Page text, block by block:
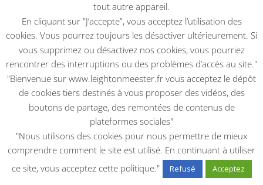
Shooting Photos 2004
2004 |2004,PHOTOSHOOT
Shootings Photos 2004Photographe Matthiew
MitchellTous droits réservés Photographe Matthiew...
lire plus
Footer
tout autre appareil.
En cliquant sur ”J’accepte”, vous acceptez l’utilisation des
cookies. Vous pourrez toujours les désactiver ultérieurement. Si
vous supprimez ou désactivez nos cookies, vous pourriez
rencontrer des interruptions ou des problèmes d’accès au site."
"Bienvenue sur www.leightonmeester.fr vous acceptez le dépôt
de cookies tiers destinés à vous proposer des vidéos, des
boutons de partage, des remontées de contenus de
plateformes sociales"
"Nous utilisons des cookies pour nous permettre de mieux
comprendre comment le site est utilisé. En continuant à utiliser
ce site, vous acceptez cette politique."
Refusé Acceptez